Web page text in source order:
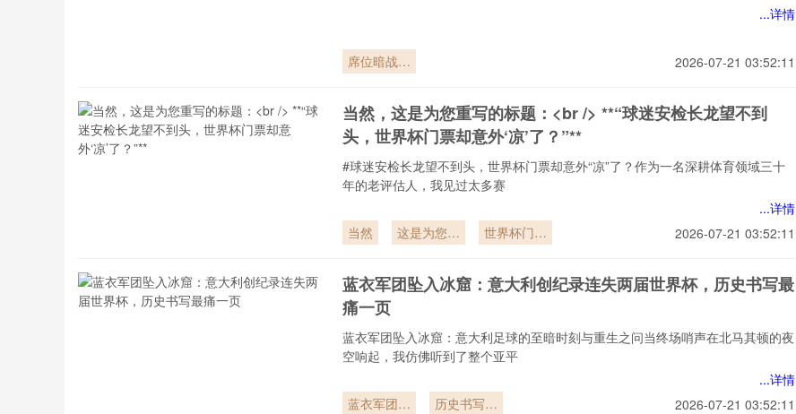
...详情
席位暗战：
辑、势力重
组与权力角
2026-07-21 03:52:11
当然，这是为您重写的标题：<br /> **“球迷安检长龙望不到
头，世界杯门票却意外‘凉’了？”**
#球迷安检长龙望不到头，世界杯门票却意外“凉”了？作为一名深耕体育领域三十
年的老评估人，我见过太多赛
...详情
当然
这是为您重
迷安检长龙
世界杯门票
2026-07-21 03:52:11
蓝衣军团坠入冰窟：意大利创纪录连失两届世界杯，历史书写最
痛一页
蓝衣军团坠入冰窟：意大利足球的至暗时刻与重生之问当终场哨声在北马其顿的夜
空响起，我仿佛听到了整个亚平
...详情
蓝衣军团坠
历史书写最
2026-07-21 03:52:11